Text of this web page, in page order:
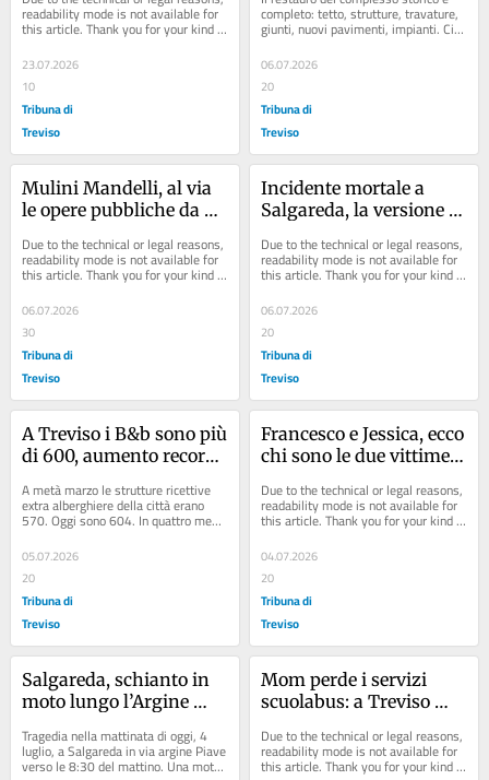
nuove aree private
vicino allo scalo
readability mode is not available for
this article. Thank you for your kind
23.07.2026
10
Tribuna di
Treviso
dall’annuncio l’edificio
è quasi pronto
completo: tetto, strutture, travature,
giunti, nuovi pavimenti, impianti. Ci
sono voluti due anni ma il traguardo...
06.07.2026
20
Tribuna di
Treviso
Mulini Mandelli, al via
le opere pubbliche da 6
viabilità: ecco il progetto
Due to the technical or legal reasons,
readability mode is not available for
this article. Thank you for your kind
06.07.2026
30
Tribuna di
Treviso
Incidente mortale a
Salgareda, la versione
moto non l’ho
nemmeno vista»
Due to the technical or legal reasons,
readability mode is not available for
this article. Thank you for your kind
06.07.2026
20
Tribuna di
Treviso
A Treviso i B&b sono più
di 600, aumento record
A metà marzo le strutture ricettive
extra alberghiere della città erano
570. Oggi sono 604. In quattro mesi
(scarsi) il censimento comunale del...
05.07.2026
20
Tribuna di
Treviso
Francesco e Jessica, ecco
chi sono le due vittime
Due to the technical or legal reasons,
readability mode is not available for
this article. Thank you for your kind
04.07.2026
20
Tribuna di
Treviso
Salgareda, schianto in
moto lungo l’Argine
Tragedia nella mattinata di oggi, 4
luglio, a Salgareda in via argine Piave
verso le 8:30 del mattino. Una moto
Mom perde i servizi
scuolabus: a Treviso
appalti
Due to the technical or legal reasons,
readability mode is not available for
this article. Thank you for your kind